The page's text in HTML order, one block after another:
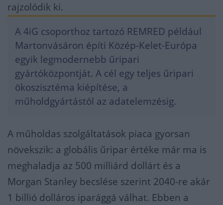
rajzolódik ki.
A 4iG csoporthoz tartozó REMRED például
Martonvásáron építi Közép-Kelet-Európa
egyik legmodernebb űripari
gyártóközpontját. A cél egy teljes űripari
ökoszisztéma kiépítése, a
műholdgyártástól az adatelemzésig.
A műholdas szolgáltatások piaca gyorsan
növekszik: a globális űripar értéke már ma is
meghaladja az 500 milliárd dollárt és a
Morgan Stanley becslése szerint 2040-re akár
1 billió dolláros iparággá válhat. Ebben a